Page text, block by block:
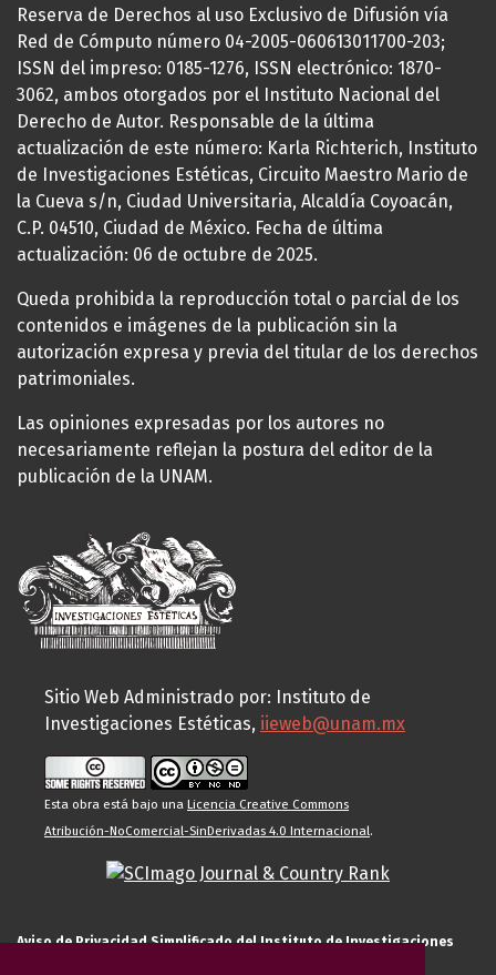
Reserva de Derechos al uso Exclusivo de Difusión vía
Red de Cómputo número 04-2005-060613011700-203;
ISSN del impreso: 0185-1276, ISSN electrónico: 1870-
3062, ambos otorgados por el Instituto Nacional del
Derecho de Autor. Responsable de la última
actualización de este número: Karla Richterich, Instituto
de Investigaciones Estéticas, Circuito Maestro Mario de
la Cueva s/n, Ciudad Universitaria, Alcaldía Coyoacán,
C.P. 04510, Ciudad de México. Fecha de última
actualización: 06 de octubre de 2025.
Queda prohibida la reproducción total o parcial de los
contenidos e imágenes de la publicación sin la
autorización expresa y previa del titular de los derechos
patrimoniales.
Las opiniones expresadas por los autores no
necesariamente reflejan la postura del editor de la
publicación de la UNAM.
Sitio Web Administrado por: Instituto de
Investigaciones Estéticas, iieweb@unam.mx
Esta obra está bajo una Licencia Creative Commons
Atribución-NoComercial-SinDerivadas 4.0 Internacional.
Aviso de Privacidad Simplificado del Instituto de Investigaciones